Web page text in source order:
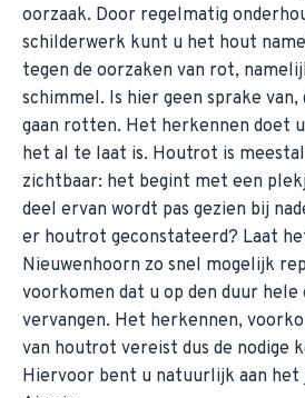
oorzaak. Door regelmatig
schilderwerk kunt u het hout
tegen de oorzaken van rot,
schimmel. Is hier geen sprake
gaan rotten. Het herkennen doet
het al te laat is. Houtrot is
zichtbaar: het begint met een
deel ervan wordt pas gezien bij
er houtrot geconstateerd? Laat
Nieuwenhoorn zo snel mogelijk
voorkomen dat u op den duur
vervangen. Het herkennen,
van houtrot vereist dus de nodige
Hiervoor bent u natuurlijk aan het